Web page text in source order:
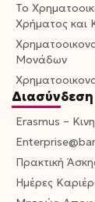
Το
Χρήματος και
Μονάδων
Διασύνδεση
Erasmus –
Πρακτική
Ημέρες